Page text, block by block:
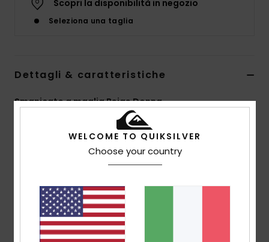
Scopri la disponibilità in negozio
Seleziona una taglia
Dettagli & caratteristiche
Smanicato a maglia Beige Donna
Codice colore
Vestibilità:vestibilità oversize accorciata
Other:filato sfumato stagionale
Chiusura:colletto abbottonato
Marcatura:confezione di etichette tessute
WELCOME TO QUIKSILVER
Choose your country